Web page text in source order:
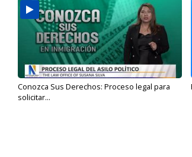
Conozca Sus Derechos: Proceso legal para
solicitar...